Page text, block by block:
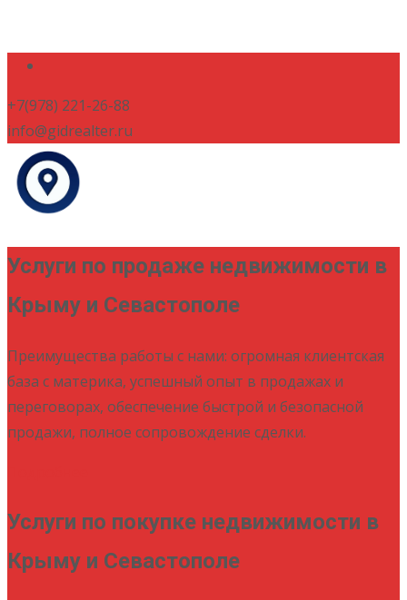
+7(978) 221-26-88
info@gidrealter.ru
Услуги по продаже недвижимости в
Крыму и Севастополе
Преимущества работы с нами: огромная клиентская
база с материка, успешный опыт в продажах и
переговорах, обеспечение быстрой и безопасной
продажи, полное сопровождение сделки.
Услуги по покупке недвижимости в
Крыму и Севастополе